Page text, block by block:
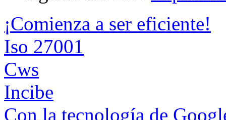
¡Comienza a ser eficiente!
Iso 27001
Cws
Incibe
Con la tecnología de